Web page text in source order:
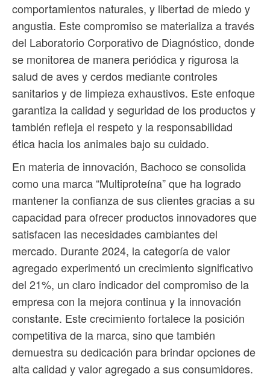
comportamientos naturales, y libertad de miedo y
angustia. Este compromiso se materializa a través
del Laboratorio Corporativo de Diagnóstico, donde
se monitorea de manera periódica y rigurosa la
salud de aves y cerdos mediante controles
sanitarios y de limpieza exhaustivos. Este enfoque
garantiza la calidad y seguridad de los productos y
también refleja el respeto y la responsabilidad
ética hacia los animales bajo su cuidado.
En materia de innovación, Bachoco se consolida
como una marca “Multiproteína” que ha logrado
mantener la confianza de sus clientes gracias a su
capacidad para ofrecer productos innovadores que
satisfacen las necesidades cambiantes del
mercado. Durante 2024, la categoría de valor
agregado experimentó un crecimiento significativo
del 21%, un claro indicador del compromiso de la
empresa con la mejora continua y la innovación
constante. Este crecimiento fortalece la posición
competitiva de la marca, sino que también
demuestra su dedicación para brindar opciones de
alta calidad y valor agregado a sus consumidores.